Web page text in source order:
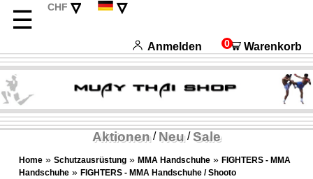
☰ CHF ▿ ▿
Italiano
Español
Anmelden 0 Warenkorb
Aktionen/ Neu/ Sale
Home »Schutzausrüstung »MMA Handschuhe »FIGHTERS - MMA
Handschuhe »FIGHTERS - MMA Handschuhe / Shooto